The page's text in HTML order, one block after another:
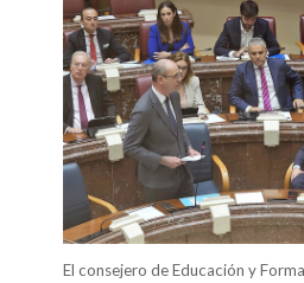
El consejero de Educación y